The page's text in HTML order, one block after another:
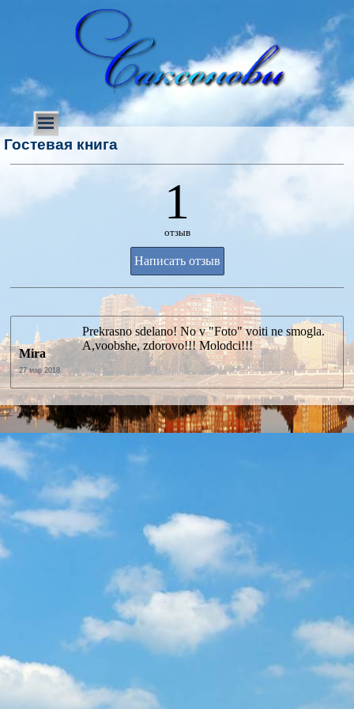
Гостевая книга
1
отзыв
Веб-сайт:
E-mail:*
Сообщение:*
Mira
27 мар 2018
Prekrasno sdelano! No v "Foto" voiti ne smogla.
A,voobshe, zdorovo!!! Molodci!!!